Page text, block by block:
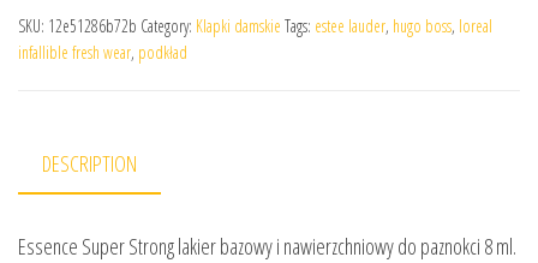
SKU: 12e51286b72b Category: Klapki damskie Tags: estee lauder, hugo boss, loreal
infallible fresh wear, podkład
DESCRIPTION
Essence Super Strong lakier bazowy i nawierzchniowy do paznokci 8 ml.